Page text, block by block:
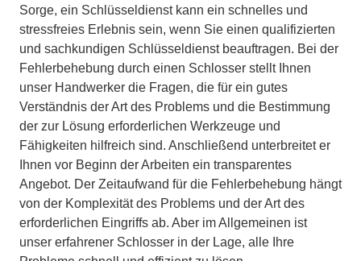
Sorge, ein Schlüsseldienst kann ein schnelles und
stressfreies Erlebnis sein, wenn Sie einen qualifizierten
und sachkundigen Schlüsseldienst beauftragen. Bei der
Fehlerbehebung durch einen Schlosser stellt Ihnen
unser Handwerker die Fragen, die für ein gutes
Verständnis der Art des Problems und die Bestimmung
der zur Lösung erforderlichen Werkzeuge und
Fähigkeiten hilfreich sind. Anschließend unterbreitet er
Ihnen vor Beginn der Arbeiten ein transparentes
Angebot. Der Zeitaufwand für die Fehlerbehebung hängt
von der Komplexität des Problems und der Art des
erforderlichen Eingriffs ab. Aber im Allgemeinen ist
unser erfahrener Schlosser in der Lage, alle Ihre